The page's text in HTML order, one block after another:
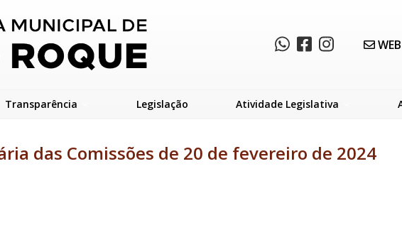
Transparência Legislação Atividade Legislativa
das Comissões de 20 de fevereiro de 2024